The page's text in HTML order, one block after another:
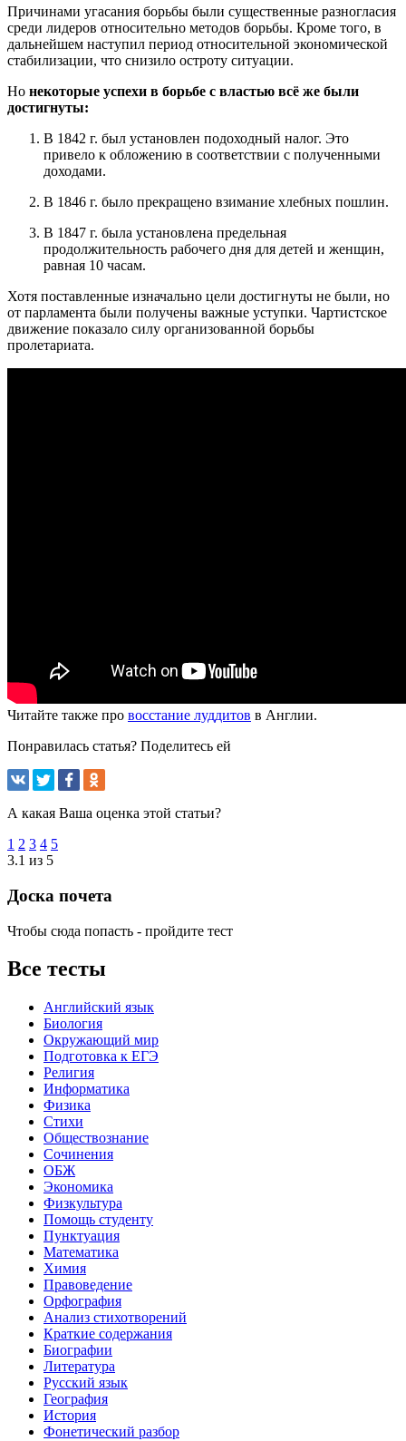
Причинами угасания борьбы были существенные разногласия
среди лидеров относительно методов борьбы. Кроме того, в
дальнейшем наступил период относительной экономической
стабилизации, что снизило остроту ситуации.
Но некоторые успехи в борьбе с властью всё же были
достигнуты:
В 1842 г. был установлен подоходный налог. Это
привело к обложению в соответствии с полученными
доходами.
В 1846 г. было прекращено взимание хлебных пошлин.
В 1847 г. была установлена предельная
продолжительность рабочего дня для детей и женщин,
равная 10 часам.
Хотя поставленные изначально цели достигнуты не были, но
от парламента были получены важные уступки. Чартистское
движение показало силу организованной борьбы
пролетариата.
Читайте также про восстание луддитов в Англии.
Понравилась статья? Поделитесь ей
А какая Ваша оценка этой статьи?
1 2 3 4 5
3.1 из 5
Доска почета
Чтобы сюда попасть - пройдите тест
Все тесты
Английский язык
Биология
Окружающий мир
Подготовка к ЕГЭ
Религия
Информатика
Физика
Стихи
Обществознание
Сочинения
ОБЖ
Экономика
Физкультура
Помощь студенту
Пунктуация
Математика
Химия
Правоведение
Орфография
Анализ стихотворений
Краткие содержания
Биографии
Литература
Русский язык
География
История
Фонетический разбор